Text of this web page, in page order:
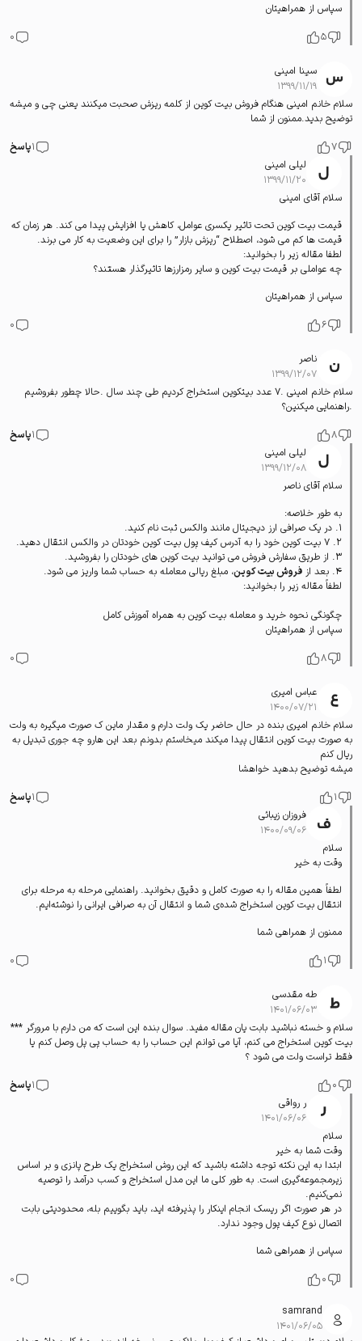
سپاس از همراهیتان
5
0
سینا امینی
۱۳۹۹/۱۱/۱۹
سلام خانم امینی هنگام فروش بیت کوین از کلمه ریزش صحبت میکنند یعنی چی و میشه
توضیح بدید.ممنون از شما
7
1پاسخ
لیلی امینی
۱۳۹۹/۱۱/۲۰
سلام آقای امینی
قیمت بیت کوین تحت تاثیر یکسری عوامل، کاهش یا افزایش پیدا می کند. هر زمان که
قیمت ها کم می شود، اصطلاح “ریزش بازار” را برای این وضعیت به کار می برند.
لطفا مقاله زیر را بخوانید:
چه عواملی بر قیمت بیت کوین و سایر رمزارزها تاثیرگذار هستند؟
سپاس از همراهیتان
6
0
ناصر
۱۳۹۹/۱۲/۰۷
سلام خانم امینی .۷ عدد بیتکوین استخراج کردیم طی چند سال .حالا چطور بفروشیم
.راهنمایی میکنین؟
8
1پاسخ
لیلی امینی
۱۳۹۹/۱۲/۰۸
سلام آقای ناصر
به طور خلاصه:
1. در یک صرافی ارز دیجیتال مانند والکس ثبت نام کنید.
2. 7 بیت کوین خود را به آدرس کیف پول بیت کوین خودتان در والکس انتقال دهید.
3. از طریق سفارش فروش می توانید بیت کوین های خودتان را بفروشید.
4. بعد از
فروش بیت کوین، مبلغ ریالی معامله به حساب شما واریز می شود.
لطفاً مقاله زیر را بخوانید:
چگونگی نحوه خرید و معامله بیت کوین به همراه آموزش کامل
سپاس از همراهیتان
8
0
عباس امیری
۱۴۰۰/۰۷/۲۱
سلام خانم امیری بنده در حال حاضر یک ولت دارم و مقدار ماین ک صورت میگیره به ولت
به صورت بیت کوین انتقال پیدا میکند میخاستم بدونم بعد این هارو چه جوری تبدیل به
ریال کنم
میشه توضیح بدهید خواهشا
1
1پاسخ
فروزان زیبائی
۱۴۰۰/۰۹/۰۶
سلام
وقت به خیر
لطفاً همین مقاله را به صورت کامل و دقیق بخوانید. راهنمایی مرحله به مرحله برای
انتقال بیت کوین استخراج شده‌ی شما و انتقال آن به صرافی ایرانی را نوشته‌ایم.
ممنون از همراهی شما
1
0
طه مقدسی
۱۴۰۱/۰۶/۰۳
سلام و خسته نباشید بابت یان مقاله مفید. سوال بنده این است که من دارم با مرورگر ***
بیت کوین استخراج می کنم، آیا می توانم این حساب را به حساب پی پل وصل کنم یا
فقط تراست ولت می شود ؟
0
1پاسخ
ر رواقی
۱۴۰۱/۰۶/۰۶
سلام
وقت شما به خیر
ابتدا به این نکته توجه داشته باشید که این روش استخراج یک طرح پانزی و بر اساس
زیرمجموعه‌گیری است. به طور کلی ما این مدل استخراج و کسب درآمد را توصیه
نمی‌کنیم.
در هر صورت اگر ریسک انجام اینکار را پذیرفته اید، باید بگوییم بله، محدودیتی بابت
اتصال نوع کیف پول وجود ندارد.
سپاس از همراهی شما
0
0
samrand
۱۴۰۱/۰۶/۰۵